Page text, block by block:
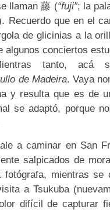
llaman 藤 (“fuji”; la
Recuerdo que en el
de glicinias a la
algunos conciertos
tanto, acá
de Madeira. Vaya
y resulta que es de
se adaptó, porque
a caminar en San
salpicados de
fotógrafa, mientras se
a Tsukuba
difícil de capturar